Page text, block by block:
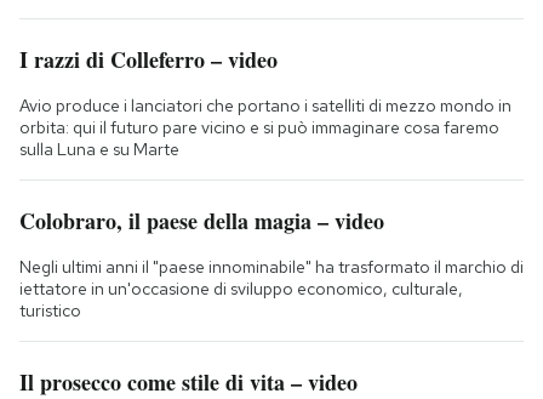
I razzi di Colleferro – video
Avio produce i lanciatori che portano i satelliti di mezzo mondo in
orbita: qui il futuro pare vicino e si può immaginare cosa faremo
sulla Luna e su Marte
Colobraro, il paese della magia – video
Negli ultimi anni il "paese innominabile" ha trasformato il marchio di
iettatore in un'occasione di sviluppo economico, culturale,
turistico
Il prosecco come stile di vita – video